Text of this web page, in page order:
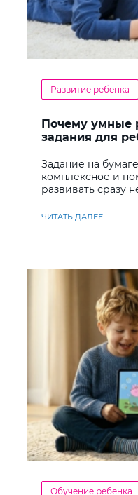
Развитие ребенка
Почему умные
задания для
Задание на
комплексное и
развивать сразу
ЧИТАТЬ ДАЛЕЕ
Обучение ребенка